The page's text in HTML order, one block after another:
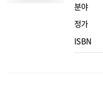
분야
정가
ISBN